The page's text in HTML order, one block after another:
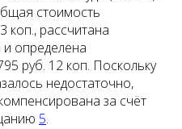
стоимость
коп., рассчитана
и определена
руб. 12 коп. Поскольку
недостаточно,
за счёт
5.